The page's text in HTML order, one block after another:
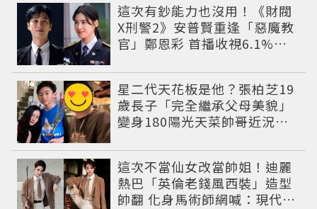
這次有鈔能力也沒用！《財閥
X刑警2》安普賢重逢「惡魔教
官」鄭恩彩 首播收視6.1%超
星二代天花板是他？張柏芝19
歲長子「完全繼承父母美貌」
變身180陽光天菜帥哥近況曝
這次不當仙女改當帥姐！迪麗
熱巴「英倫老錢風西裝」造型
帥翻 化身馬術師網喊：現代版